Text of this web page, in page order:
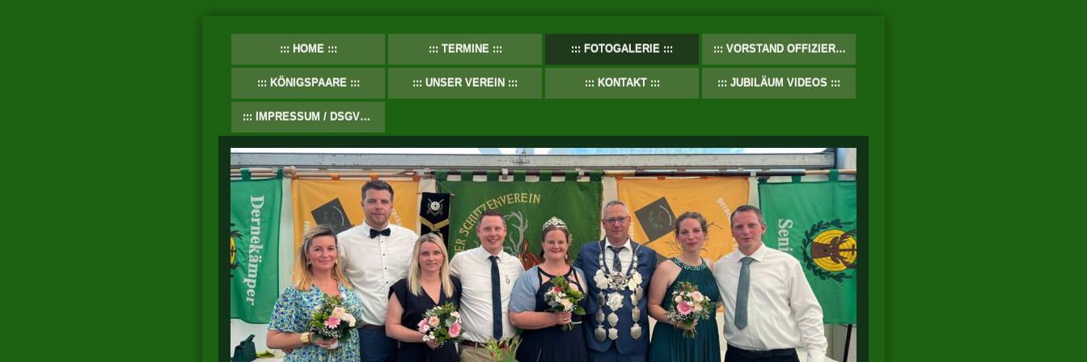
HOME TERMINE FOTOGALERIE VORSTAND OFFIZIERE
KÖNIGSPAARE UNSER VEREIN KONTAKT JUBILÄUM VIDEOS
IMPRESSUM / DSGVO